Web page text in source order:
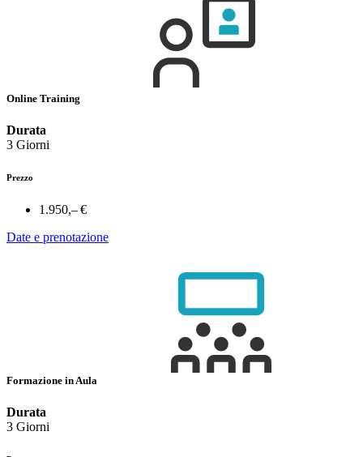
Online Training
Durata
3 Giorni
Prezzo
1.950,– €
Date e prenotazione
Formazione in Aula
Durata
3 Giorni